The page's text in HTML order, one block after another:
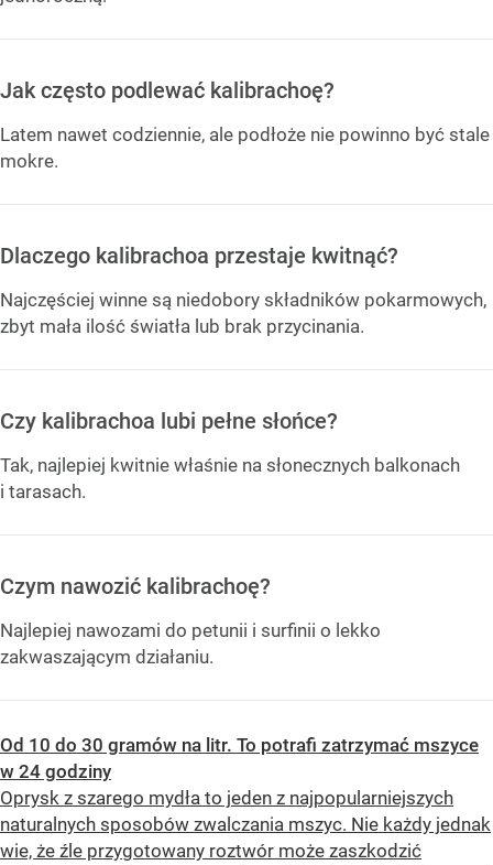
Jak często podlewać kalibrachoę?
Latem nawet codziennie, ale podłoże nie powinno być stale
mokre.
Dlaczego kalibrachoa przestaje kwitnąć?
Najczęściej winne są niedobory składników pokarmowych,
zbyt mała ilość światła lub brak przycinania.
Czy kalibrachoa lubi pełne słońce?
Tak, najlepiej kwitnie właśnie na słonecznych balkonach
i tarasach.
Czym nawozić kalibrachoę?
Najlepiej nawozami do petunii i surfinii o lekko
zakwaszającym działaniu.
Od 10 do 30 gramów na litr. To potrafi zatrzymać mszyce
w 24 godziny
Oprysk z szarego mydła to jeden z najpopularniejszych
naturalnych sposobów zwalczania mszyc. Nie każdy jednak
wie, że źle przygotowany roztwór może zaszkodzić